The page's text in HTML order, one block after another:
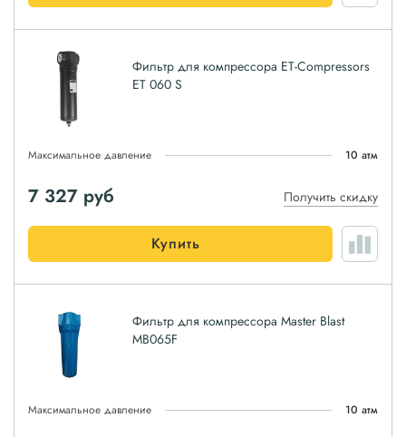
Фильтр для компрессора ET-Compressors
ET 060 S
Максимальное давление 10 атм
7 327 руб Получить скидку
Купить
Фильтр для компрессора Master Blast
MB065F
Максимальное давление 10 атм